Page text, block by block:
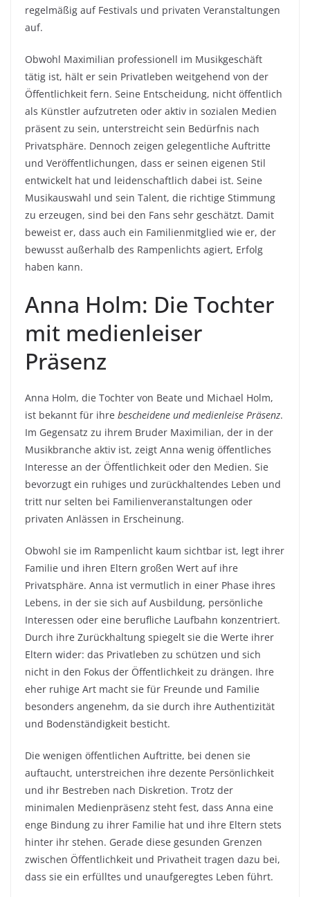
regelmäßig auf Festivals und privaten Veranstaltungen
auf.
Obwohl Maximilian professionell im Musikgeschäft
tätig ist, hält er sein Privatleben weitgehend von der
Öffentlichkeit fern. Seine Entscheidung, nicht öffentlich
als Künstler aufzutreten oder aktiv in sozialen Medien
präsent zu sein, unterstreicht sein Bedürfnis nach
Privatsphäre. Dennoch zeigen gelegentliche Auftritte
und Veröffentlichungen, dass er seinen eigenen Stil
entwickelt hat und leidenschaftlich dabei ist. Seine
Musikauswahl und sein Talent, die richtige Stimmung
zu erzeugen, sind bei den Fans sehr geschätzt. Damit
beweist er, dass auch ein Familienmitglied wie er, der
bewusst außerhalb des Rampenlichts agiert, Erfolg
haben kann.
Anna Holm: Die Tochter
mit medienleiser
Präsenz
Anna Holm, die Tochter von Beate und Michael Holm,
ist bekannt für ihre bescheidene und medienleise Präsenz.
Im Gegensatz zu ihrem Bruder Maximilian, der in der
Musikbranche aktiv ist, zeigt Anna wenig öffentliches
Interesse an der Öffentlichkeit oder den Medien. Sie
bevorzugt ein ruhiges und zurückhaltendes Leben und
tritt nur selten bei Familienveranstaltungen oder
privaten Anlässen in Erscheinung.
Obwohl sie im Rampenlicht kaum sichtbar ist, legt ihrer
Familie und ihren Eltern großen Wert auf ihre
Privatsphäre. Anna ist vermutlich in einer Phase ihres
Lebens, in der sie sich auf Ausbildung, persönliche
Interessen oder eine berufliche Laufbahn konzentriert.
Durch ihre Zurückhaltung spiegelt sie die Werte ihrer
Eltern wider: das Privatleben zu schützen und sich
nicht in den Fokus der Öffentlichkeit zu drängen. Ihre
eher ruhige Art macht sie für Freunde und Familie
besonders angenehm, da sie durch ihre Authentizität
und Bodenständigkeit besticht.
Die wenigen öffentlichen Auftritte, bei denen sie
auftaucht, unterstreichen ihre dezente Persönlichkeit
und ihr Bestreben nach Diskretion. Trotz der
minimalen Medienpräsenz steht fest, dass Anna eine
enge Bindung zu ihrer Familie hat und ihre Eltern stets
hinter ihr stehen. Gerade diese gesunden Grenzen
zwischen Öffentlichkeit und Privatheit tragen dazu bei,
dass sie ein erfülltes und unaufgeregtes Leben führt.